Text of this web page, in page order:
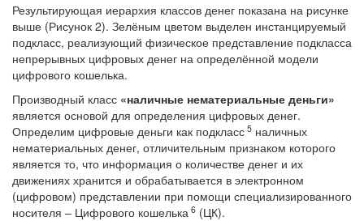
Результирующая иерархия классов денег показана на рисунке
выше (Рисунок 2). Зелёным цветом выделен инстанцируемый
подкласс, реализующий физическое представление подкласса
непрерывных цифровых денег на определённой модели
цифрового кошелька.
Производный класс «наличные нематериальные деньги»
является основой для определения цифровых денег.
Определим цифровые деньги как подкласс 5 наличных
нематериальных денег, отличительным признаком которого
является то, что информация о количестве денег и их
движениях хранится и обрабатывается в электронном
(цифровом) представлении при помощи специализированного
носителя – Цифрового кошелька 6 (ЦК).